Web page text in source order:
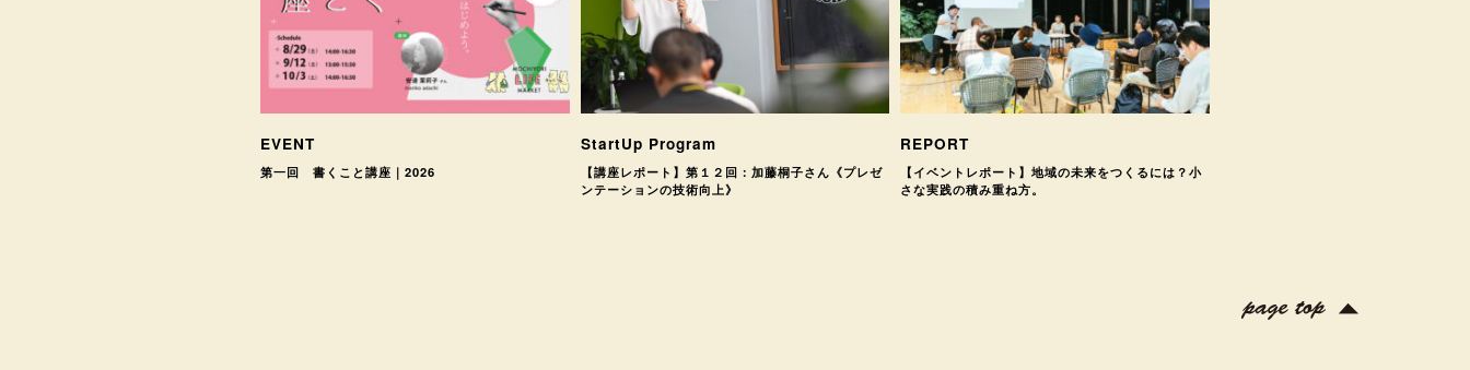
EVENT
第一回 書くこと講座｜2026
StartUp Program
【講座レポート】第１２回：加藤桐子さん《プレゼ
ンテーションの技術向上》
REPORT
【イベントレポート】地域の未来をつくるには？小
さな実践の積み重ね方。